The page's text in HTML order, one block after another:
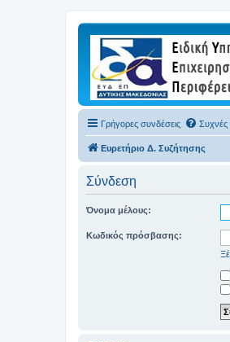
Γρήγορες συνδέσεις Συχνές
Ευρετήριο Δ. Συζήτησης
Σύνδεση
Όνομα μέλους:
Κωδικός πρόσβασης: